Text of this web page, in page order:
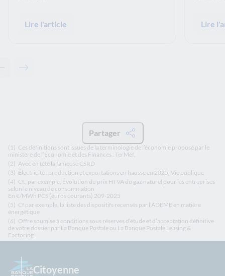
Lire l'article Lire
Contenu précédent - Articles associés
Contenu suivant - Articles associés
Partager
(1) Ces définitions sont issues de la terminologie de l’économie proposé par le
ministère de l’Économie et des Finances : TerMef.
(2) Avec en tête la fameuse CSRD
(3) Électricité : production et exportations en hausse en 2025, Vie publique
(4) Cf., par exemple, Évolution du prix HTVA du gaz naturel pour les entreprises
selon le niveau de consommation
En €/MWh PCS (euros courants) 209-2025
(5) Cf par exemple, la liste des dispositifs recensés par l’ADEME en matière
énergétique
(6) Offre soumise à conditions sous réserves d’étude et d’acceptation définitive
de votre dossier par La Banque Postale ou La Banque Postale Leasing &
Factoring.
Citoyenne